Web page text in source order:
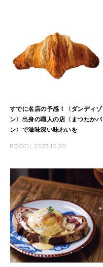
すでに名店の予感！〈ダンディゾ
ン〉出身の職人の店〈まつたかパ
ン〉で滋味深い味わいを
FOOD 2023.10.20